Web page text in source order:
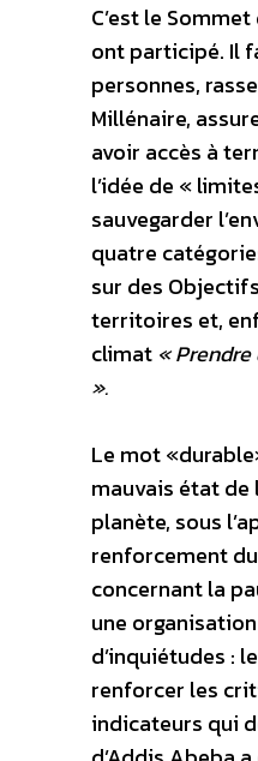
C’est le
ont participé. Il
personnes,
Millénaire,
avoir accès à
l’idée de «
sauvegarder
quatre
sur des
territoires et,
climat «
».
Le mot
mauvais état de
planète, sous
renforcement
concernant la
une
d’inquiétudes :
renforcer les
indicateurs qui